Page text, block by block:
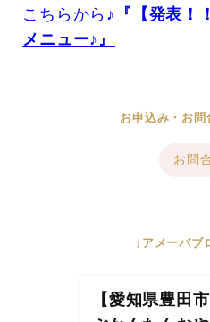
こちらから♪ 『【発表！
メニュー♪』
お申込み・お問
お問
↓アメーバブ
【愛知県豊田